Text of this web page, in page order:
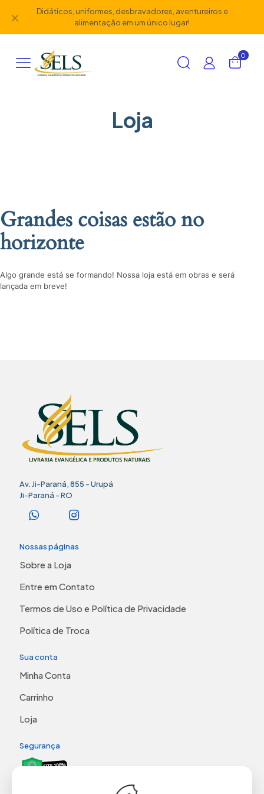
Didáticos, uniformes, desbravadores, aventureiros e
alimentação em um único lugar!
✕
0
Loja
Grandes coisas estão no
horizonte
Algo grande está se formando! Nossa loja está em obras e será
lançada em breve!
Av. Ji-Paraná, 855 - Urupá
Ji-Paraná - RO
Nossas páginas
Sobre a Loja
Entre em Contato
Termos de Uso e Política de Privacidade
Política de Troca
Sua conta
Minha Conta
Carrinho
Loja
Segurança